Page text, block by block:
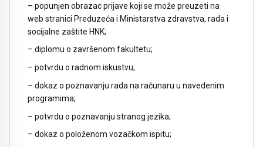
– popunjen obrazac prijave koji se može preuzeti na
web stranici Preduzeća i Ministarstva zdravstva, rada i
socijalne zaštite HNK;
– diplomu o završenom fakultetu;
– potvrdu o radnom iskustvu;
– dokaz o poznavanju rada na računaru u navedenim
programima;
– potvrdu o poznavanju stranog jezika;
– dokaz o položenom vozačkom ispitu;